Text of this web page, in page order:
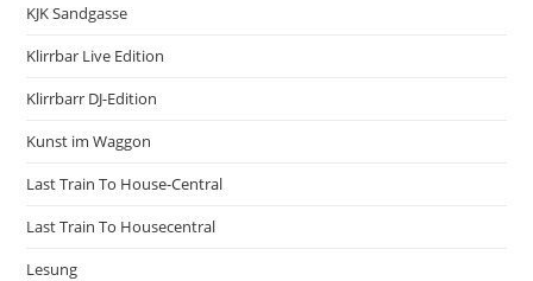
KJK Sandgasse
Klirrbar Live Edition
Klirrbarr DJ-Edition
Kunst im Waggon
Last Train To House-Central
Last Train To Housecentral
Lesung